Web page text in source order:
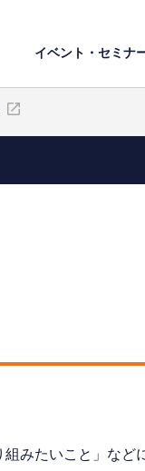
イベント・セミナ
みたいこと」な